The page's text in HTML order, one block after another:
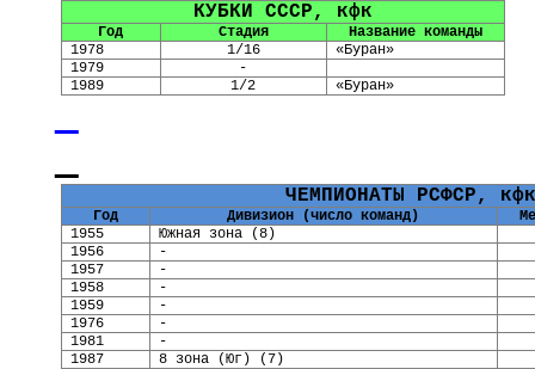
КУБКИ СССР, кфк
Год Стадия
Название команды
1978
1/16
«Буран»
1979
-
1989
1/2 «Буран»
ЧЕМПИОНАТЫ РСФСР,
Год Дивизион (число команд)
1955
Южная зона (8)
1956
-
1957
-
1958
-
1959
-
1976
-
1981
-
1987
8 зона (Юг) (7)